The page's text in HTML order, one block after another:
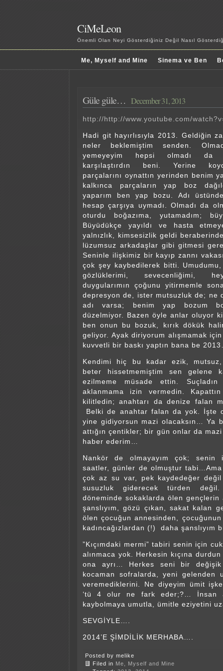
CiMeLeon
Önemli Olan Neyi Gösterdiğiniz Değil Nasıl
Me, Myself and Mine Sinema ve Ben
Güle güle… December 31, 2013
http://http://www.youtube.com/
Hadi git hayırlısıyla 2013. Geldiğin
neler beklemiştim senden.
yemeyeyim hepsi olmadı da
karşılaştırdın beni. Yerine
parçalarını oynattın yerinden benim
kalkınca parçaların yap boz
yaparım ben yap bozu. Adı
hesap çarşıya uymadı. Olmadı da
oturdu boğazıma, yutamadım;
Büyüdükçe yayıldı ve hasta
yalnızlık, kimsesizlik geldi
lüzumsuz arkadaşlar gibi gitmesi
Seninle ilişkimiz bir kayıp zannı
çok şey kaybedilerek bitti. Umudumu,
gözlüklerimi, sevecenliğimi,
duygularımın çoğunu yitirmemle
depresyon de, ister mutsuzluk de; ne
adı varsa; benim yap bozum
düzelmiyor. Bazen öyle anlar oluyor
ben onun bu bozuk, kırık dökük
geliyor. Ayak diriyorum alışmamak
kuvvetli bir baskı yaptın bana be
Kendimi hiç bu kadar ezik, mutsuz,
beter hissetmemiştim sen gelene
ezilmeme müsade ettin. Suçladın
aklanmama izin vermedin.
kilitledin; anahtarı da denize falan
Belki de anahtar falan da yok. İşte
yine gidiyorsun mazi olacaksın… Ya
attığın çentikler; bir gün onlar da
haber ederim…
Nankör de olmayayım çok; senin
saatler, günler de olmuştur
çok az su var, pek kaydedeğer
susuzluk giderecek türden
döneminde sokaklarda ölen gençlerin
şanslıyım, gözü çıkan, sakat kalan
ölen çocuğun annesinden, çocuğunun
kadıncağızlardan (!) daha şanslıyım
”Kıçımdaki mermi” tabiri senin için
alınmaca yok. Herkesin kıçına
ona ayrı… Herkes seni bir
kocaman sofralarda, yeni gelenden
veremediklerini. Ne diyeyim ümit
‘tü 4 olur ne fark eder;?… İnsan
kaybolmaya umutla, ümitle eziyetini
SEVGİYLE….
2014’E ŞİMDİLİK MERHABA….
Posted by melike
Filed in Me, Myself and Mine